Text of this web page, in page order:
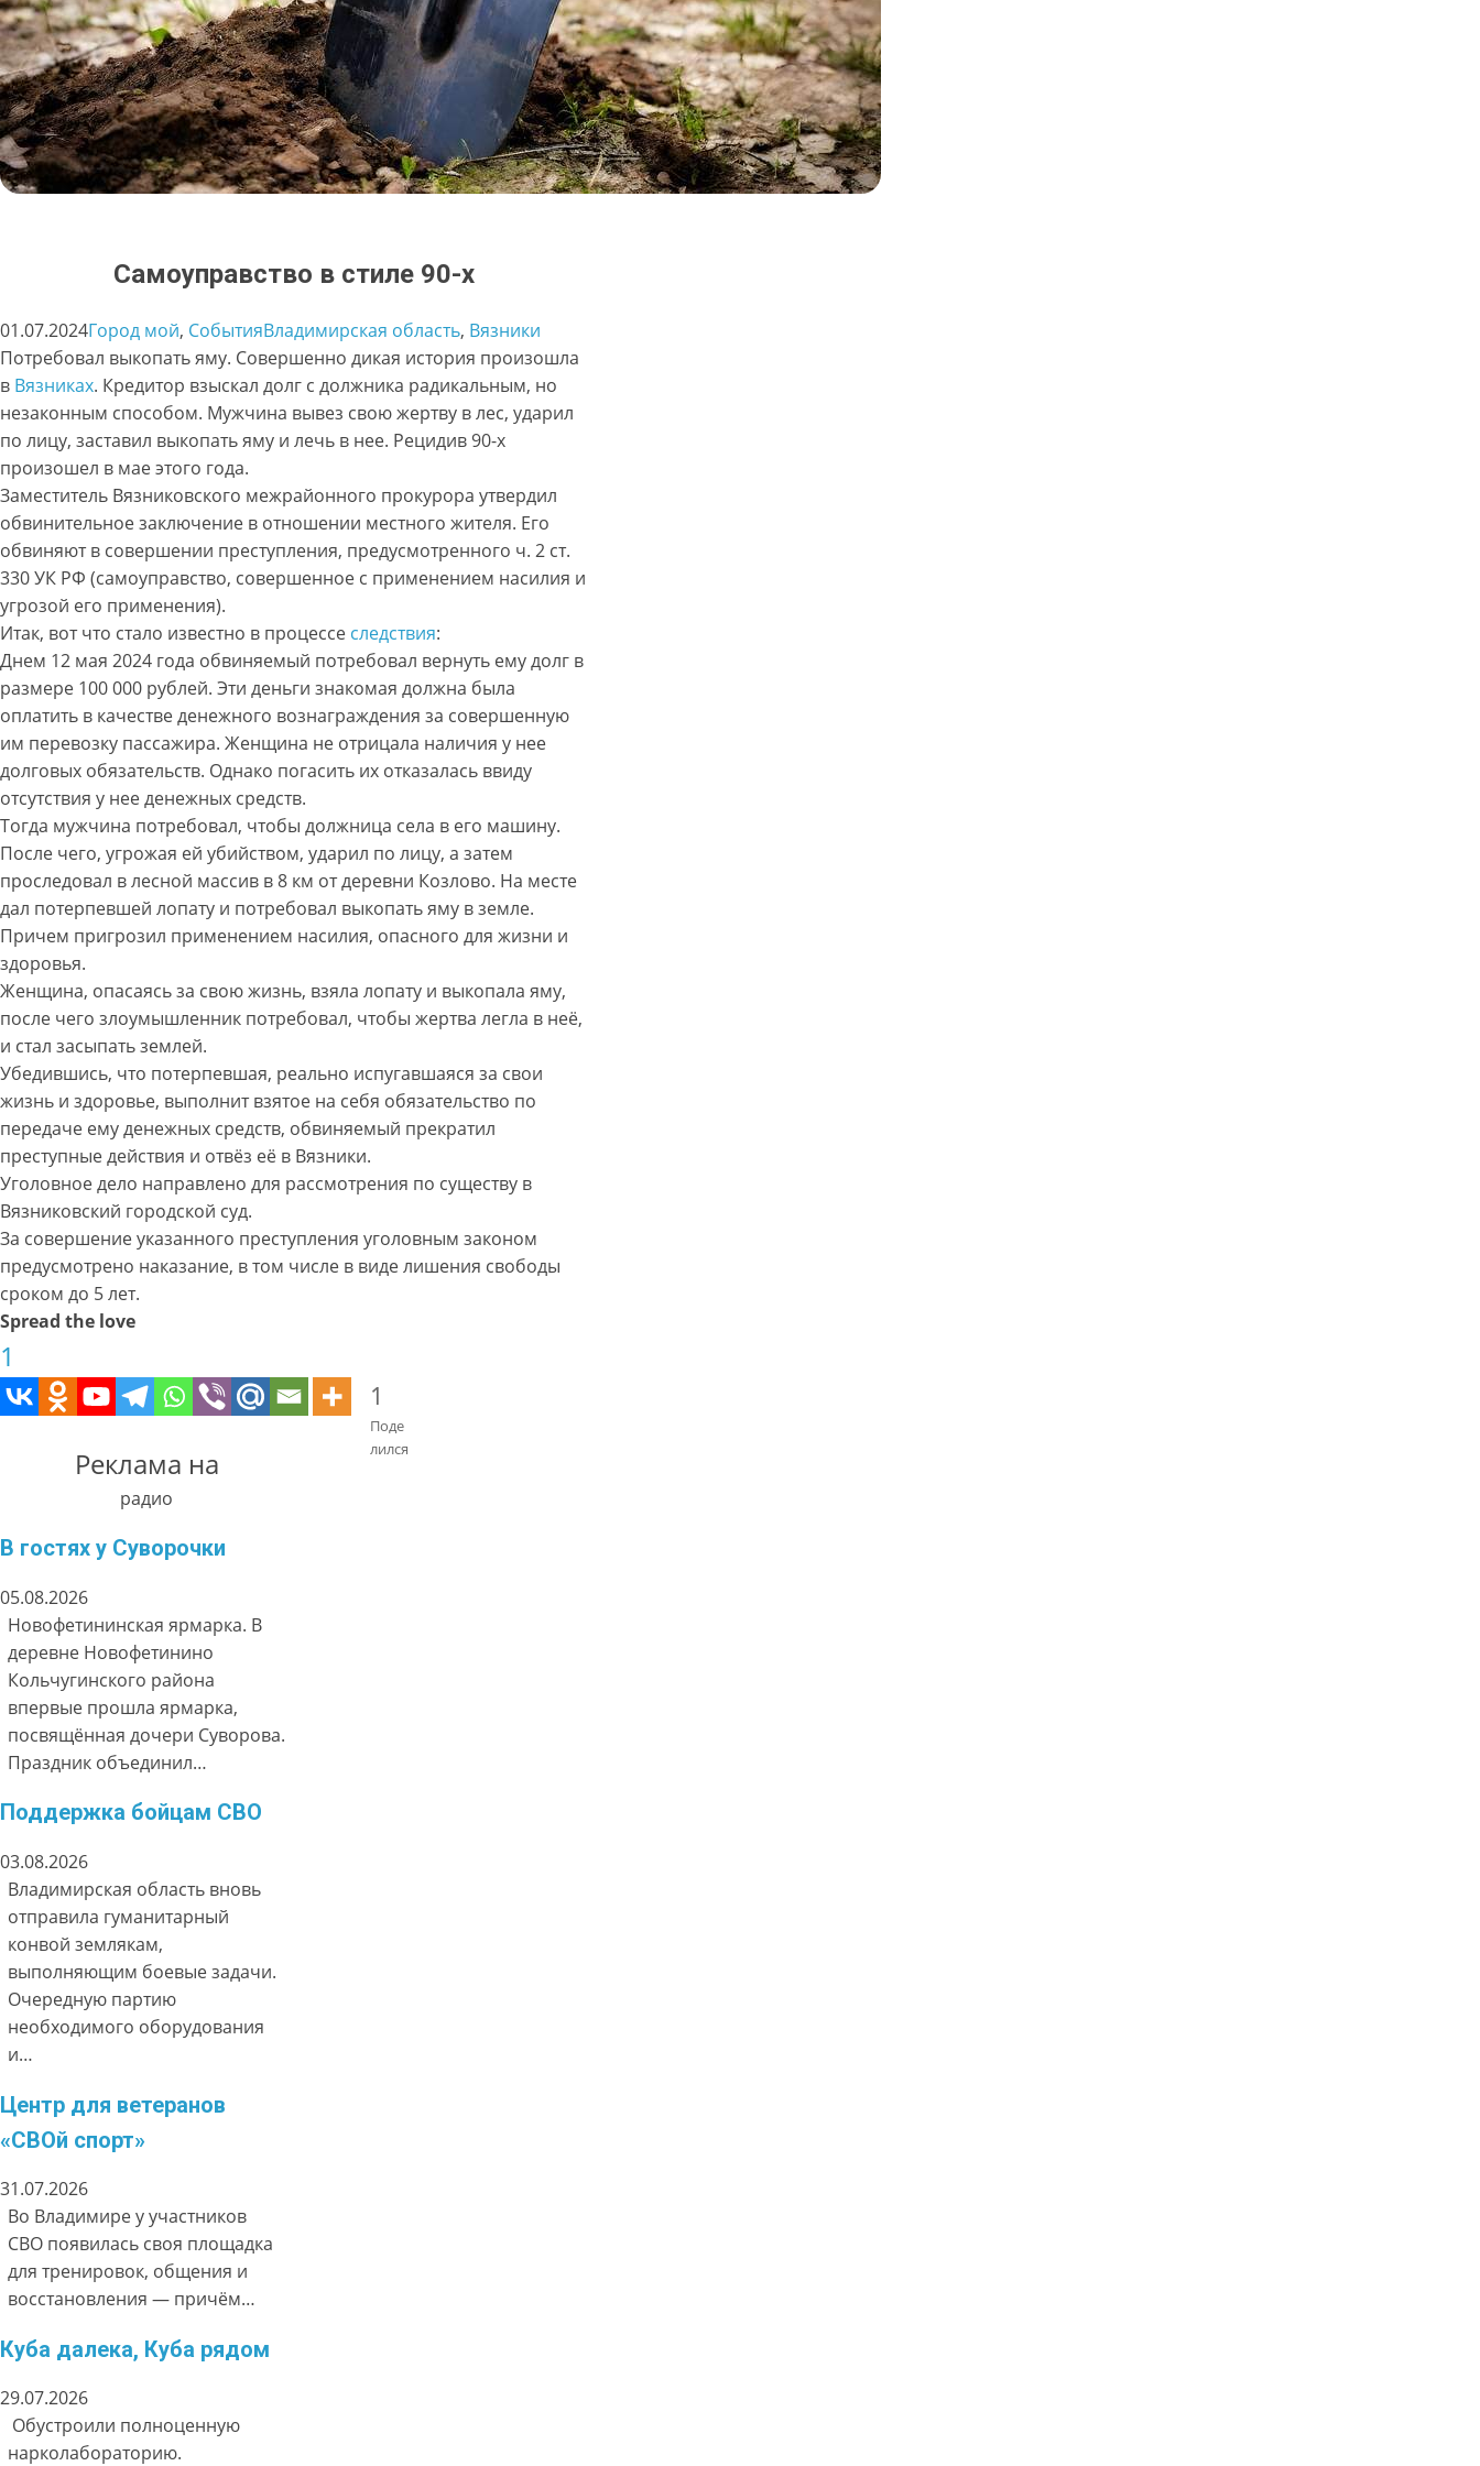
Самоуправство в стиле 90-х
01.07.2024Город мой, СобытияВладимирская область, Вязники
Потребовал выкопать яму. Совершенно дикая история произошла
в Вязниках. Кредитор взыскал долг с должника радикальным, но
незаконным способом. Мужчина вывез свою жертву в лес, ударил
по лицу, заставил выкопать яму и лечь в нее. Рецидив 90-х
произошел в мае этого года.
Заместитель Вязниковского межрайонного прокурора утвердил
обвинительное заключение в отношении местного жителя. Его
обвиняют в совершении преступления, предусмотренного ч. 2 ст.
330 УК РФ (самоуправство, совершенное с применением насилия и
угрозой его применения).
Итак, вот что стало известно в процессе следствия:
Днем 12 мая 2024 года обвиняемый потребовал вернуть ему долг в
размере 100 000 рублей. Эти деньги знакомая должна была
оплатить в качестве денежного вознаграждения за совершенную
им перевозку пассажира. Женщина не отрицала наличия у нее
долговых обязательств. Однако погасить их отказалась ввиду
отсутствия у нее денежных средств.
Тогда мужчина потребовал, чтобы должница села в его машину.
После чего, угрожая ей убийством, ударил по лицу, а затем
проследовал в лесной массив в 8 км от деревни Козлово. На месте
дал потерпевшей лопату и потребовал выкопать яму в земле.
Причем пригрозил применением насилия, опасного для жизни и
здоровья.
Женщина, опасаясь за свою жизнь, взяла лопату и выкопала яму,
после чего злоумышленник потребовал, чтобы жертва легла в неё,
и стал засыпать землей.
Убедившись, что потерпевшая, реально испугавшаяся за свои
жизнь и здоровье, выполнит взятое на себя обязательство по
передаче ему денежных средств, обвиняемый прекратил
преступные действия и отвёз её в Вязники.
Уголовное дело направлено для рассмотрения по существу в
Вязниковский городской суд.
За совершение указанного преступления уголовным законом
предусмотрено наказание, в том числе в виде лишения свободы
сроком до 5 лет.
Spread the love
1
1
Поде
лился
Реклама на
радио
В гостях у Суворочки
05.08.2026
Новофетининская ярмарка. В
деревне Новофетинино
Кольчугинского района
впервые прошла ярмарка,
посвящённая дочери Суворова.
Праздник объединил…
Поддержка бойцам СВО
03.08.2026
Владимирская область вновь
отправила гуманитарный
конвой землякам,
выполняющим боевые задачи.
Очередную партию
необходимого оборудования
и…
Центр для ветеранов
«СВОй спорт»
31.07.2026
Во Владимире у участников
СВО появилась своя площадка
для тренировок, общения и
восстановления — причём…
Куба далека, Куба рядом
29.07.2026
Обустроили полноценную
нарколабораторию.